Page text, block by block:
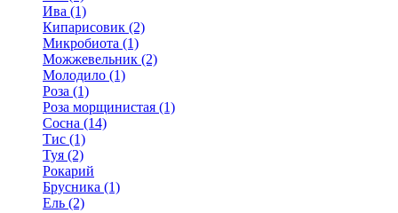
Ива (1)
Кипарисовик (2)
Микробиота (1)
Можжевельник (2)
Молодило (1)
Роза (1)
Роза морщинистая (1)
Сосна (14)
Тис (1)
Туя (2)
Рокарий
Брусника (1)
Ель (2)